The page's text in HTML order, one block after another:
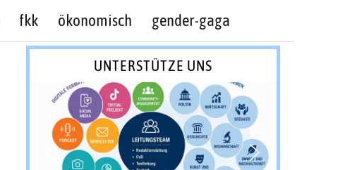
fkk ökonomisch gender-gaga
UNTERSTÜTZE UNS